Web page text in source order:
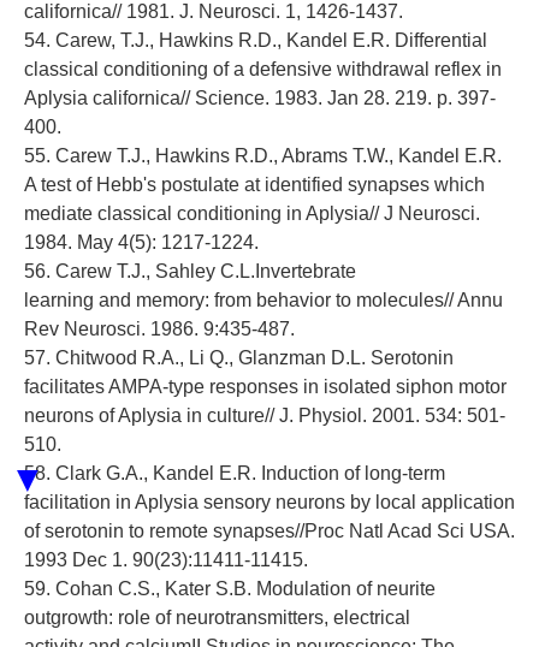
californica// 1981. J. Neurosci. 1, 1426-1437.
54. Carew, T.J., Hawkins R.D., Kandel E.R. Differential
classical conditioning of a defensive withdrawal reflex in
Aplysia californica// Science. 1983. Jan 28. 219. p. 397-
400.
55. Carew T.J., Hawkins R.D., Abrams T.W., Kandel E.R.
A test of Hebb's postulate at identified synapses which
mediate classical conditioning in Aplysia// J Neurosci.
1984. May 4(5): 1217-1224.
56. Carew T.J., Sahley C.L.Invertebrate
learning and memory: from behavior to molecules// Annu
Rev Neurosci. 1986. 9:435-487.
57. Chitwood R.A., Li Q., Glanzman D.L. Serotonin
facilitates AMPA-type responses in isolated siphon motor
neurons of Aplysia in culture// J. Physiol. 2001. 534: 501-
510.
58. Clark G.A., Kandel E.R. Induction of long-term
facilitation in Aplysia sensory neurons by local application
of serotonin to remote synapses//Proc Natl Acad Sci USA.
1993 Dec 1. 90(23):11411-11415.
59. Cohan C.S., Kater S.B. Modulation of neurite
outgrowth: role of neurotransmitters, electrical
▼